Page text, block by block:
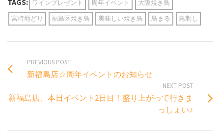
ワインプレゼント 周年イベント
大阪焼き鳥
宮崎地どり
福島区焼き鳥 美味しい焼き鳥 鳥まる 鳥刺し
PREVIOUS POST
新福島店☆周年イベントのお知らせ
NEXT POST
新福島店、本日イベント2日目！盛り上がって行きま
っしょい♪